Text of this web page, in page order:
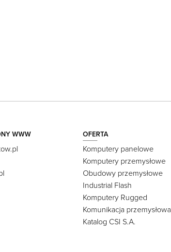
WWW OFERTA
Komputery panelowe
Komputery przemysłowe
Obudowy przemysłowe
Industrial Flash
Komputery Rugged
Komunikacja przemysłowa
Katalog CSI S.A.